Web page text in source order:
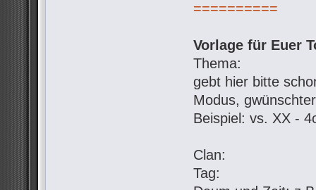
==========
Vorlage für Euer
Thema:
gebt hier bitte
Modus,
Beispiel: vs. XX -
Clan:
Tag: